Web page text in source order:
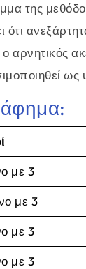
της
ότι
αρνητικός
ως
με 3
με 3
με 3
με 3